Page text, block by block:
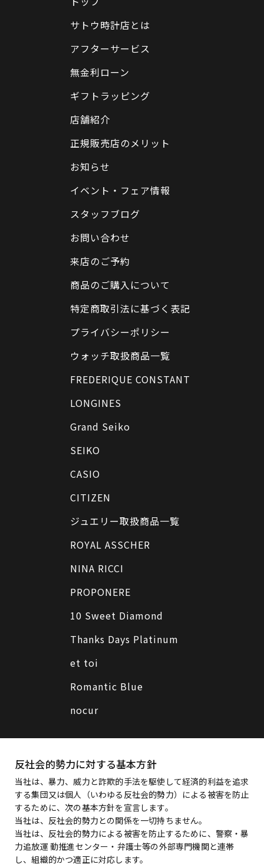
サトウ時計店とは
アフターサービス
無金利ローン
ギフトラッピング
店舗紹介
正規販売店のメリット
お知らせ
イベント・フェア情報
スタッフブログ
お問い合わせ
来店のご予約
商品のご購入について
特定商取引法に基づく表記
プライバシーポリシー
ウォッチ取扱商品一覧
FREDERIQUE CONSTANT
LONGINES
Grand Seiko
SEIKO
CASIO
CITIZEN
ジュエリー取扱商品一覧
ROYAL ASSCHER
NINA RICCI
PROPONERE
10 Sweet Diamond
Thanks Days Platinum
et toi
Romantic Blue
nocur
反社会的勢力に対する基本方針
当社は、暴力、威力と詐欺的手法を駆使して経済的利益を追求
する集団又は個人（いわゆる反社会的勢力）による被害を防止
するために、次の基本方針を宣言します。
当社は、反社会的勢力との関係を一切持ちません。
当社は、反社会的勢力による被害を防止するために、警察・暴
力追放運 動推進センター・弁護士等の外部専門機関と連帯
し、組織的かつ適正に対応します。